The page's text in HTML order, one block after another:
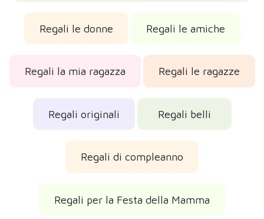
Regali le donne Regali le amiche
Regali la mia ragazza Regali le ragazze
Regali originali Regali belli
Regali di compleanno
Regali per la Festa della Mamma